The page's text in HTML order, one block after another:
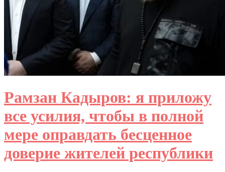
Рамзан Кадыров: я приложу
все усилия, чтобы в полной
мере оправдать бесценное
доверие жителей республики